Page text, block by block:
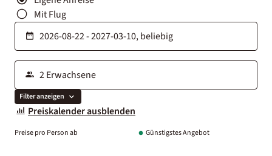
Mit Flug
Filter anzeigen
Preiskalender ausblenden
Preise pro Person ab Günstigstes Angebot